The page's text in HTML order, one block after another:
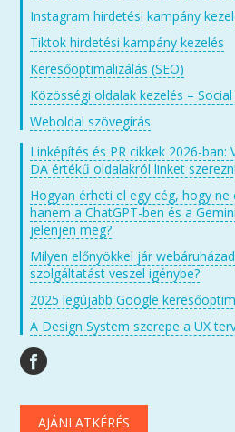
Instagram hirdetési kampány
Tiktok hirdetési kampány kezelés
Keresőoptimalizálás (SEO)
Közösségi oldalak kezelés –
Weboldal szövegírás
Linképítés és PR cikkek 2026-
DA értékű oldalakról linket
Hogyan érheti el egy cég, hogy ne
hanem a ChatGPT-ben és a
jelenjen meg?
Milyen előnyökkel jár
szolgáltatást veszel igénybe?
2025 legújabb Google
A Design System szerepe a UX
AJÁNLATKÉRÉS